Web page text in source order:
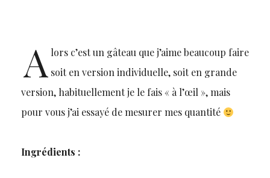
A lors c’est un gâteau que j’aime beaucoup faire
soit en version individuelle, soit en grande
version, habituellement je le fais « à l’œil », mais
pour vous j’ai essayé de mesurer mes quantité
Ingrédients :